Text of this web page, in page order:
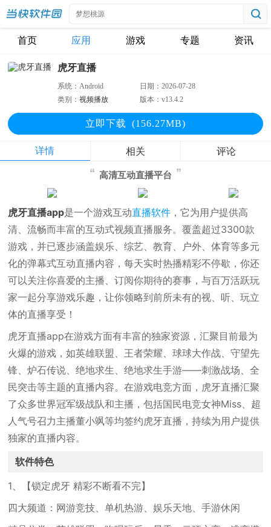
首页 应用 游戏 专题 资讯
虎牙直播
系统：Android 日期：2026-07-28
类别：视频播放 版本：v13.4.2
立即下载 (156.27MB)
详情 相关 评论
高清互动直播平台
虎牙直播app是一个游戏互动直播软件 ，它为用户提供高
清、流畅而丰富的互动式视频直播服务。覆盖超过3300款
游戏，并已逐步涵盖娱乐、综艺、教育、户外、体育等多元
化的弹幕式互动直播内容，每天实时热播精彩不停歇，你还
可以关注你喜爱的主播、订阅你期待的赛事，与百万活跃玩
家一起分享游戏乐趣，让你领略到前所未有的视、听、玩立
体的直播享受！
虎牙直播app在游戏方面有丰富的独家资源，汇聚目前最为
火爆的游戏，如英雄联盟、王者荣耀、球球大作战、守望先
锋、炉石传说、绝地求生、绝地求生手游——刺激战场、全
民突击等主题的直播内容。在游戏电竞方面，虎牙直播汇聚
了众多世界冠军级战队和主播，包括国民电竞女神Miss、超
人气号召力主播董小飒等均签约虎牙直播，持续为用户提供
独家的直播内容。
软件特色
1、【锁定虎牙 精彩不断看不完】
四大频道：网游竞技、单机热游、娱乐天地、手游休闲